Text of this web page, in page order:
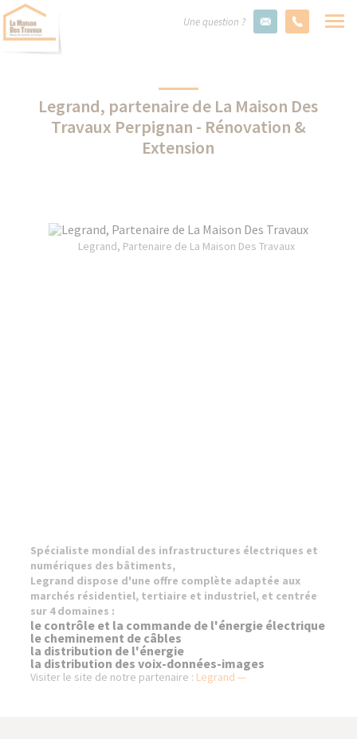
Une question ?
Legrand, partenaire de La Maison Des
Travaux Perpignan - Rénovation &
Extension
Legrand, Partenaire de La Maison Des Travaux
Spécialiste mondial des infrastructures électriques et
numériques des bâtiments,
Legrand dispose d'une offre complète adaptée aux
marchés résidentiel, tertiaire et industriel, et centrée
sur 4 domaines :
le contrôle et la commande de l'énergie électrique
le cheminement de câbles
la distribution de l'énergie
la distribution des voix-données-images
Visiter le site de notre partenaire : Legrand —